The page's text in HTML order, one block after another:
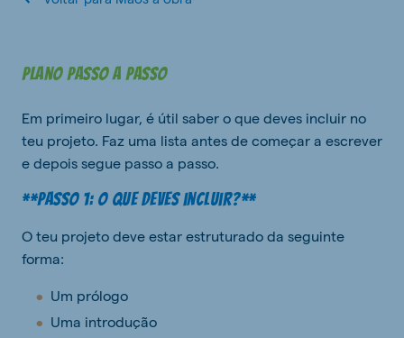
Plano passo a passo
Em primeiro lugar, é útil saber o que deves incluir no
teu projeto. Faz uma lista antes de começar a escrever
e depois segue passo a passo.
**Passo 1: O que deves incluir?**
O teu projeto deve estar estruturado da seguinte
forma:
Um prólogo
Uma introdução